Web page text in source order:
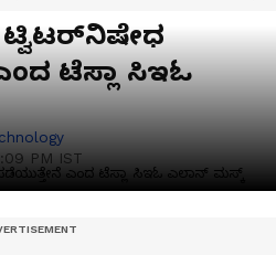
ಟ್ವಿಟರ್‌ನಿಷೇಧ
ಟೆಸ್ಲಾ ಸಿಇಓ
PM IST